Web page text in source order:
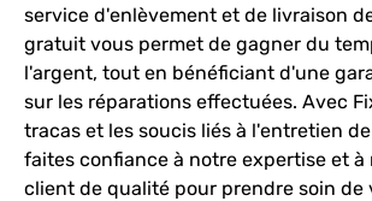
service d'enlèvement et de livraison
gratuit vous permet de gagner du
l'argent, tout en bénéficiant d'une
sur les réparations effectuées. Avec
tracas et les soucis liés à l'entretien
faites confiance à notre expertise et à
client de qualité pour prendre soin de